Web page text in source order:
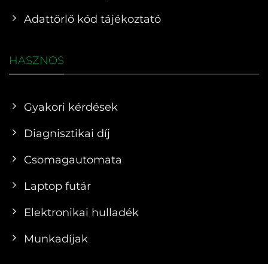
Adattörlő kód tájékoztató
HASZNOS
Gyakori kérdések
Diagnisztikai díj
Csomagautomata
Laptop futár
Elektronikai hulladék
Munkadíjak